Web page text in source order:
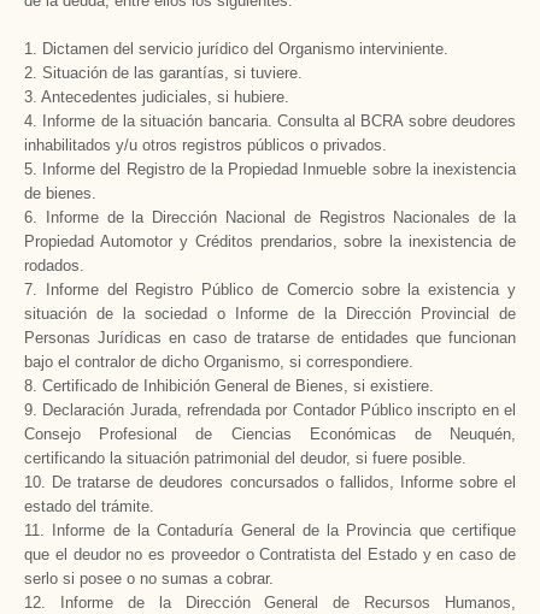
1. Dictamen del servicio jurídico del Organismo interviniente.
2. Situación de las garantías, si tuviere.
3. Antecedentes judiciales, si hubiere.
4. Informe de la situación bancaria. Consulta al BCRA sobre deudores
inhabilitados y/u otros registros públicos o privados.
5. Informe del Registro de la Propiedad Inmueble sobre la inexistencia
de bienes.
6. Informe de la Dirección Nacional de Registros Nacionales de
la
Propiedad Automotory Créditos prendarios, sobre la inexistencia de
rodados.
7. Informe del Registro Público de Comercio sobre la existencia y
situación de la sociedad o Informe de
la Dirección Provincial
de
Personas Jurídicas en caso de tratarse de entidades que funcionan
bajo el contralor de dicho Organismo, si correspondiere.
8. Certificado de Inhibición General de Bienes, si existiere.
9. Declaración Jurada, refrendada por Contador Público inscripto en el
Consejo Profesional de Ciencias Económicas de Neuquén,
certificando la situación patrimonial del deudor, si fuere posible.
10. De tratarse de deudores concursados o fallidos, Informe sobre el
estado del trámite.
11. Informe de la Contaduría General de la Provinciaque certifique
que el deudor no es proveedor o Contratista del Estado y en caso de
serlo si posee o no sumas a cobrar.
12. Informe de
la Dirección General de Recursos Humanos,